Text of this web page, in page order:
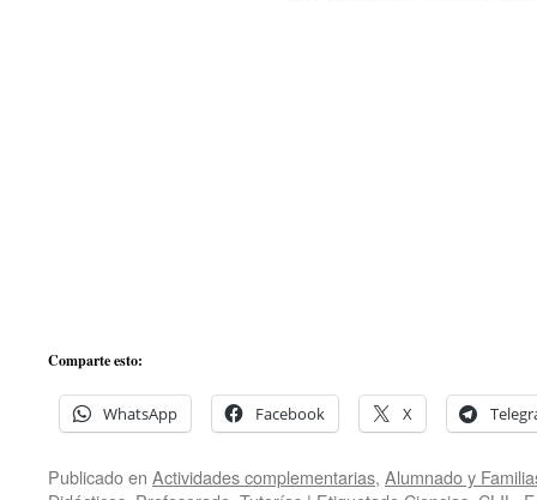
Comparte esto:
WhatsApp Facebook X
Publicado en Actividades complementarias, Alumnado y